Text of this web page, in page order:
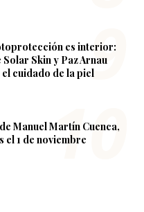
es interior:
Skin y Paz Arnau
cuidado de la piel
Manuel Martín Cuenca,
el 1 de noviembre